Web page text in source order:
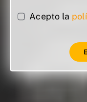
Acepto la